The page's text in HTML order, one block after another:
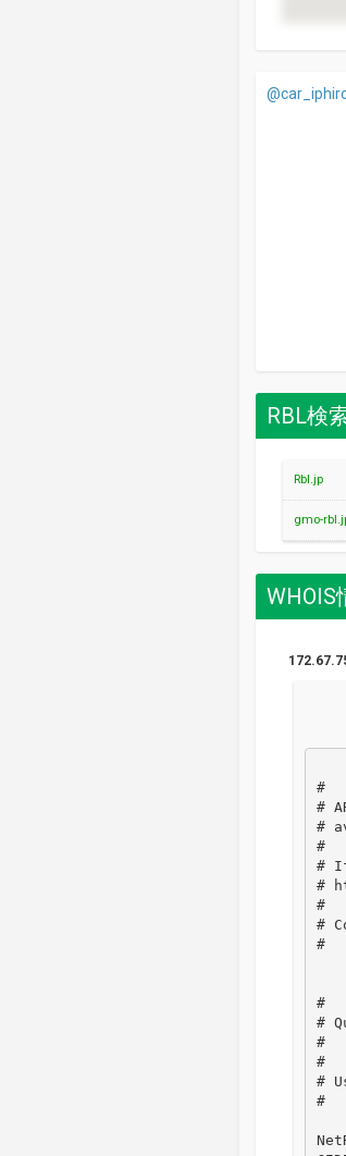
RBL検
Rbl.jp
gmo-
WHOIS
#
#
#
#
#
#
#
#
#
#
#
#
#
#
#